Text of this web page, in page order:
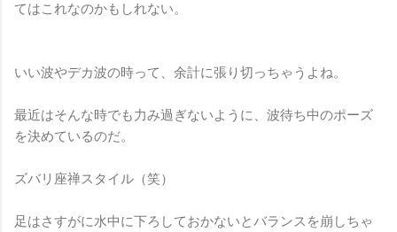
てはこれなのかもしれない。
いい波やデカ波の時って、余計に張り切っちゃうよね。
最近はそんな時でも力み過ぎないように、波待ち中のポーズ
を決めているのだ。
ズバリ座禅スタイル（笑）
足はさすがに水中に下ろしておかないとバランスを崩しちゃ